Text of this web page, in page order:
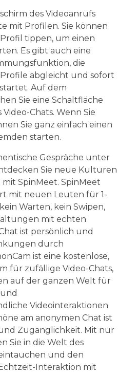
des Videoanrufs
mit Profilen. Sie können
tippen, um einen
Es gibt auch eine
die
abgleicht und sofort
Auf dem
Sie eine Schaltfläche
Chats. Wenn Sie
Sie ganz einfach einen
starten.
Gespräche unter
Sie neue Kulturen
SpinMeet. SpinMeet
mit neuen Leuten für 1-
Warten, kein Swipen,
mit echten
ist persönlich und
durch
ist eine kostenlose,
für zufällige Video-Chats,
auf der ganzen Welt für
Videointeraktionen
am anonymen Chat ist
Zugänglichkeit. Mit nur
Sie in die Welt des
und den
Interaktion mit